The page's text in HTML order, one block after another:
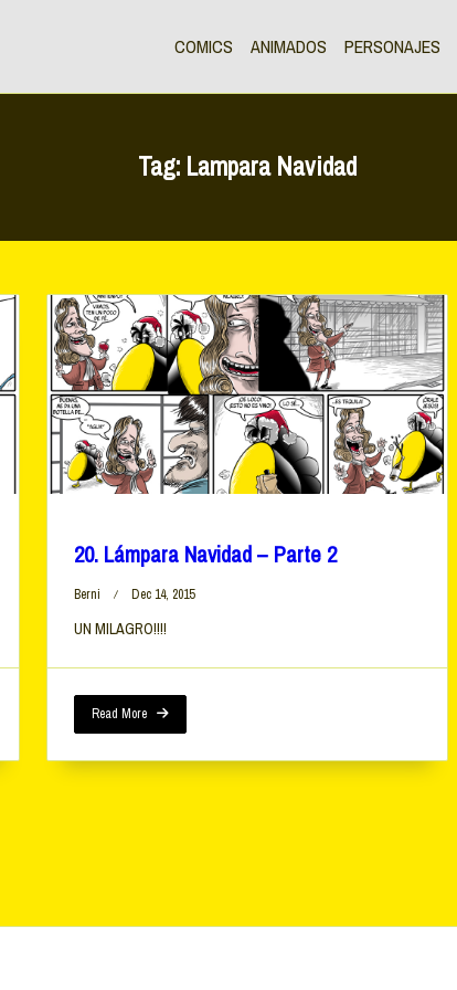
COMICS ANIMADOS PERSONAJES
Tag: Lampara Navidad
20. Lámpara Navidad – Parte 2
Berni Dec 14, 2015
UN MILAGRO!!!!
Read More